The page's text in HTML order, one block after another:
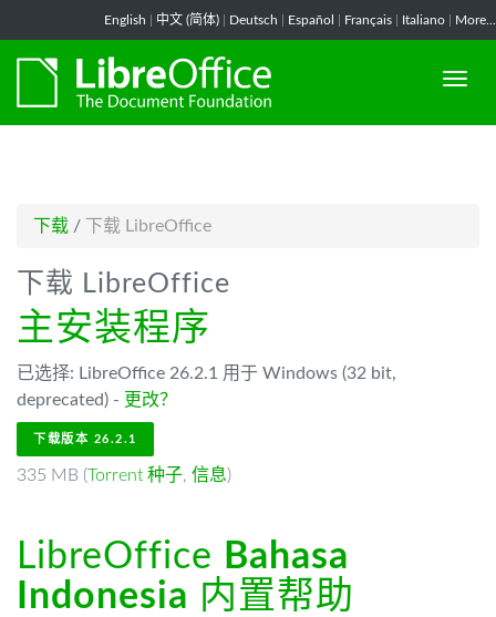
English 中文 (简体) Deutsch Español Français Italiano More...
下载 / 下载 LibreOffice
下载 LibreOffice
主安装程序
已选择: LibreOffice 26.2.1 用于 Windows (32 bit,
deprecated) - 更改？
下载版本 26.2.1
335 MB (Torrent 种子, 信息)
LibreOffice Bahasa
Indonesia 内置帮助